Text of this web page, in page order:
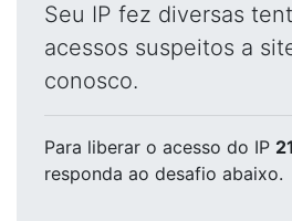
Seu IP fez diversas
acessos suspeitos a
conosco.
Para liberar o acesso do IP
responda ao desafio abaixo.